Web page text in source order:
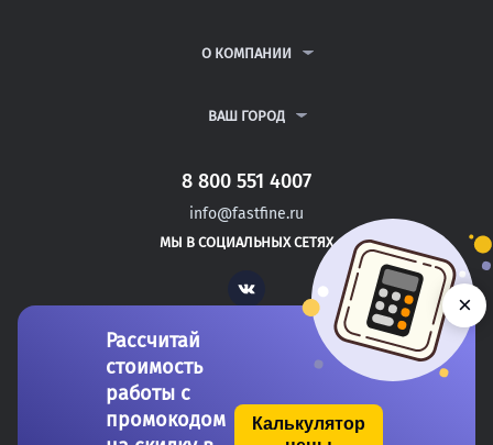
РЕФЕРАТЫ
ВОПРОСЫ И ОТВЕТЫ
ПОЛИТИКА КОНФИДЕНЦИАЛЬНОСТИ
О КОМПАНИИ
КОНТАКТЫ
ВАШ ГОРОД
САНКТ-ПЕТЕРБУРГ
ТЕЙКОВО
УДАЧНЫЙ
8 800 551 4007
info@fastfine.ru
МЫ В СОЦИАЛЬНЫХ СЕТЯХ
Vk
Рассчитай
стоимость
работы с
промокодом
Калькулятор
×